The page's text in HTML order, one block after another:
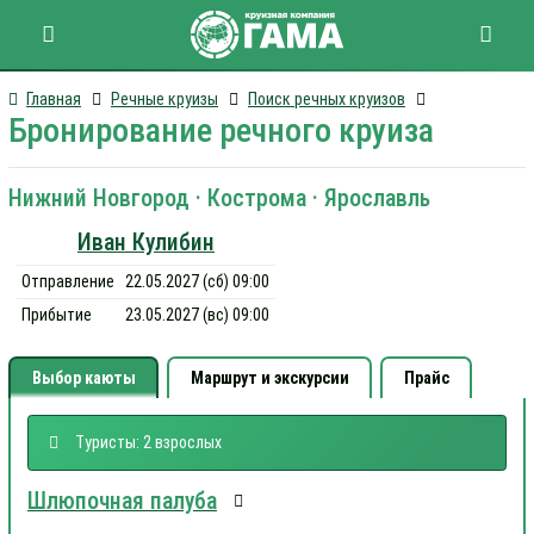
Главная Речные круизы Поиск речных круизов
Бронирование речного круиза
Нижний Новгород · Кострома · Ярославль
Иван Кулибин
Отправление
22.05.2027 (сб) 09:00
Прибытие
23.05.2027 (вс) 09:00
Выбор каюты Маршрут и экскурсии Прайс
Туристы: 2 взрослых
Шлюпочная палуба